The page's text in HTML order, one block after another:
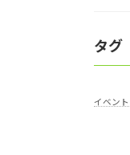
タグ
イベント